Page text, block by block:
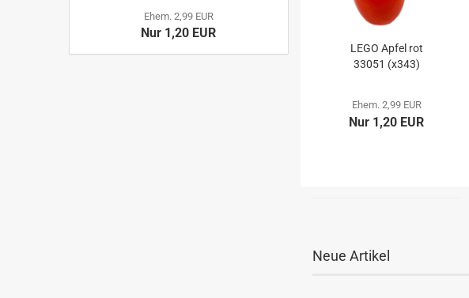
LEGO Apfel rot
33051 (x343)
Ehem. 2,99 EUR
Nur 1,20 EUR
Neue Artikel
Ehem. 2,99 EUR
Nur 1,20 EUR